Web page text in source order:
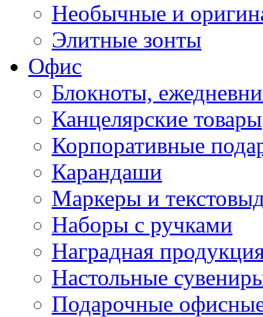
Необычные и
Элитные зонты
Офис
Блокноты,
Канцелярские товары
Корпоративные
Карандаши
Маркеры и
Наборы с ручками
Наградная
Настольные
Подарочные